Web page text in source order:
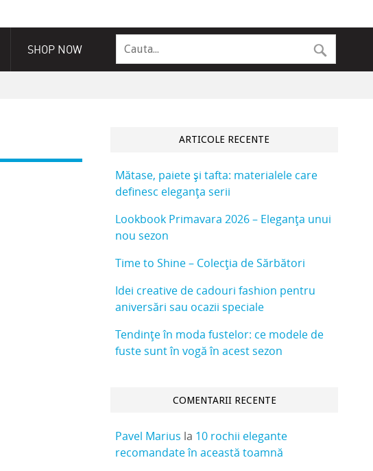
SHOP NOW
ARTICOLE RECENTE
Mătase, paiete și tafta: materialele care
definesc eleganța serii
Lookbook Primavara 2026 – Eleganța unui
nou sezon
Time to Shine – Colecția de Sărbători
Idei creative de cadouri fashion pentru
aniversări sau ocazii speciale
Tendințe în moda fustelor: ce modele de
fuste sunt în vogă în acest sezon
COMENTARII RECENTE
Pavel Marius la 10 rochii elegante
recomandate în această toamnă